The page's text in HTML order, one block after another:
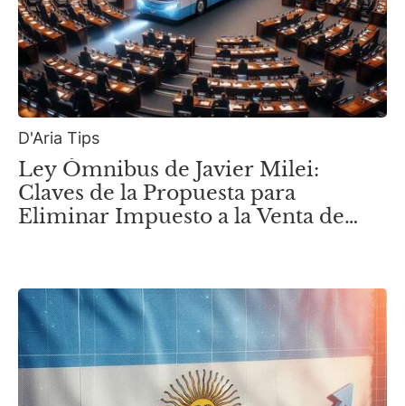
D'Aria Tips
Ley Ómnibus de Javier Milei:
Claves de la Propuesta para
Eliminar Impuesto a la Venta de